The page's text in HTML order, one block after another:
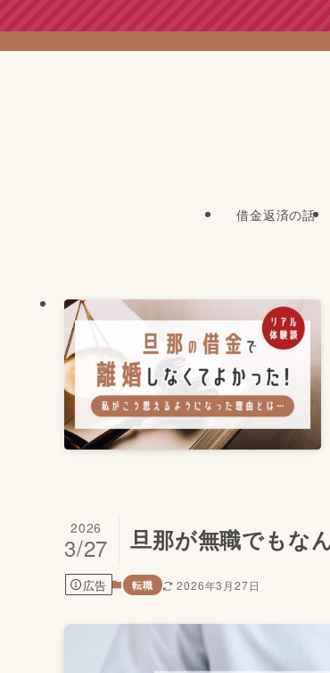
借金返済の話
旦那が無職でもな
2026
3/27
広告 転職 2026年3月27日